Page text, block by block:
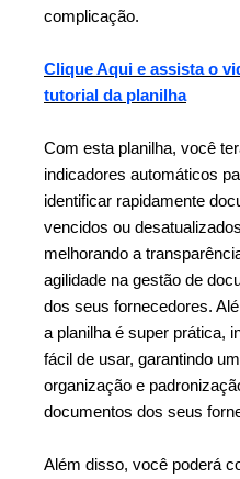
complicação.
Clique Aqui e assista o
tutorial da planilha
Com esta planilha, você
indicadores automáticos
identificar rapidamente
vencidos ou
melhorando a
agilidade na gestão de
dos seus fornecedores.
a planilha é super prática,
fácil de usar, garantindo
organização e
documentos dos seus
Além disso, você poderá